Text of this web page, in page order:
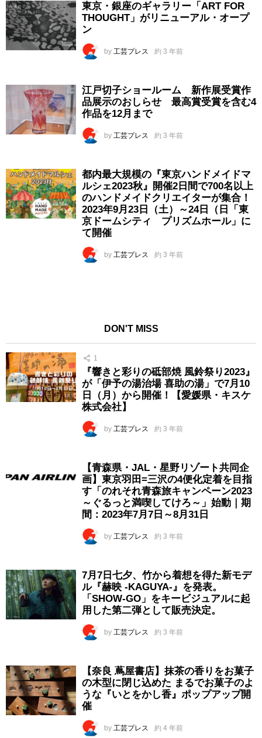
東京・銀座のギャラリー「ART FOR
THOUGHT」がリニューアル・オープ
ン
by 工芸プレス 約 3 年前
江戸切子ショールーム 新作展受賞作
品展示のおしらせ 最高賞受賞を含む4
作品を12月まで
by 工芸プレス 約 3 年前
都内最大規模の『東京ハンドメイドマ
ルシェ2023秋』開催2日間で700名以上
のハンドメイドクリエイターが集合！
2023年9月23日（土）～24日（日「東
京ドームシティ プリズムホール」に
て開催
by 工芸プレス 約 3 年前
DON'T MISS
1
『響きと彩りの砥部焼 風鈴祭り2023』
が「伊予の湯治場 喜助の湯」で7月10
日（月）から開催！【愛媛県・キスケ
株式会社】
by 工芸プレス 約 3 年前
【青森県・JAL・星野リゾート共同企
画】東京羽田=三沢の4便化定着を目指
す「のれそれ青森旅キャンペーン2023
～ぐるっと満喫してけろ～」始動｜期
間：2023年7月7日～8月31日
by 工芸プレス 約 3 年前
7月7日七夕、竹から着想を得た新モデ
ル『赫映 -KAGUYA-』を発表。
「SHOW-GO」をキービジュアルに起
用した第二弾として販売決定。
by 工芸プレス 約 3 年前
【奈良 蔦屋書店】抹茶の香りをお菓子
の木型に閉じ込めた まるでお菓子のよ
うな『いとをかし香』ポップアップ開
催
by 工芸プレス 約 4 年前